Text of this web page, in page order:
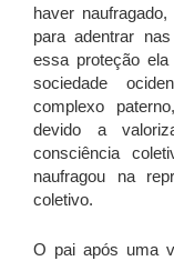
haver
para adentrar
essa proteção
sociedade
complexo
devido a
consciência
naufragou na
coletivo.
O pai após uma